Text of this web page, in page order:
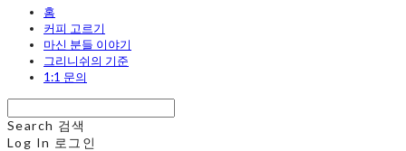
홈
커피 고르기
마신 분들 이야기
그리니쉬의 기준
1:1 문의
Search 검색
Log In 로그인